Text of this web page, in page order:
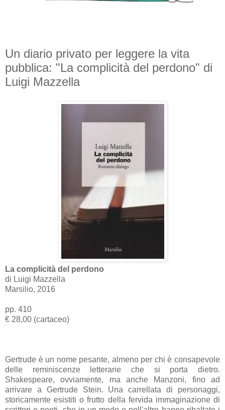
Un diario privato per leggere la vita
pubblica: "La complicità del perdono" di
Luigi Mazzella
La complicità del perdono
di Luigi Mazzella
Marsilio, 2016
pp. 410
€ 28,00 (cartaceo)
Gertrude è un nome pesante, almeno per chi è consapevole
delle reminiscenze letterarie che si porta dietro.
Shakespeare, ovviamente, ma anche Manzoni, fino ad
arrivare a Gertrude Stein. Una carrellata di personaggi,
storicamente esistiti o frutto della fervida immaginazione di